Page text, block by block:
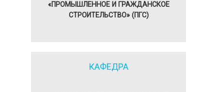
«ПРОМЫШЛЕННОЕ И ГРАЖДАНСКОЕ
СТРОИТЕЛЬСТВО» (ПГС)
КАФЕДРА